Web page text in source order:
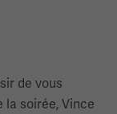
de vous
soirée, Vince